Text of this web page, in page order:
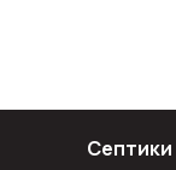
Септики